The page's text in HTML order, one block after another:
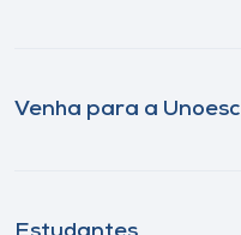
Venha para a Unoesc